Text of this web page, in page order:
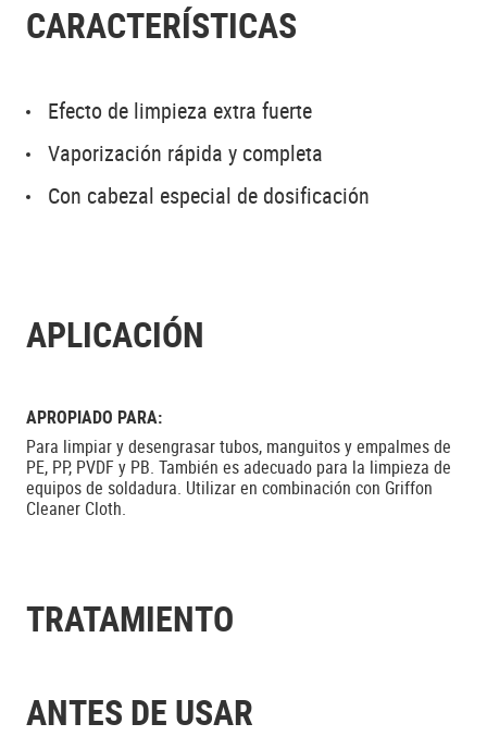
CARACTERÍSTICAS
Efecto de limpieza extra fuerte
Vaporización rápida y completa
Con cabezal especial de dosificación
APLICACIÓN
APROPIADO PARA:
Para limpiar y desengrasar tubos, manguitos y empalmes de
PE, PP, PVDF y PB. También es adecuado para la limpieza de
equipos de soldadura. Utilizar en combinación con Griffon
Cleaner Cloth.
TRATAMIENTO
ANTES DE USAR